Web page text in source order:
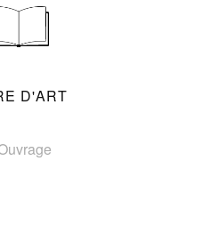
D'ART